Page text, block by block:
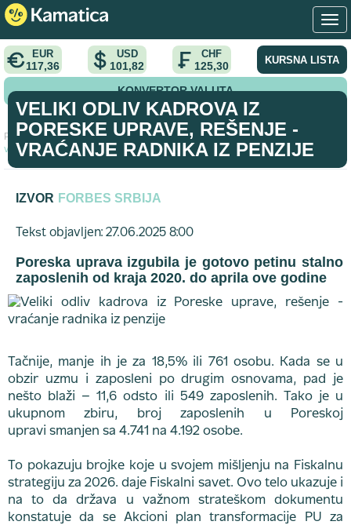
EUR
117,36
USD
101,82
CHF
125,30 KURSNA LISTA
KONVERTOR VALUTA
Početna > analiza >
Veliki odliv kadrova iz Poreske uprave, rešenje -
vraćanje radnika iz penzije
VELIKI ODLIV KADROVA IZ
PORESKE UPRAVE, REŠENJE -
VRAĆANJE RADNIKA IZ PENZIJE
IZVOR FORBES SRBIJA
Tekst objavljen: 27.06.2025 8:00
Poreska uprava izgubila je gotovo petinu stalno
zaposlenih od kraja 2020. do aprila ove godine
Tačnije, manje ih je za 18,5% ili 761 osobu. Kada se u
obzir uzmu i zaposleni po drugim osnovama, pad je
nešto blaži – 11,6 odsto ili 549 zaposlenih. Tako je u
ukupnom zbiru, broj zaposlenih u Poreskoj
upravi smanjen sa 4.741 na 4.192 osobe.
To pokazuju brojke koje u svojem mišljenju na Fiskalnu
strategiju za 2026. daje Fiskalni savet. Ovo telo ukazuje i
na to da država u važnom strateškom dokumentu
konstatuje da se Akcioni plan transformacije PU za